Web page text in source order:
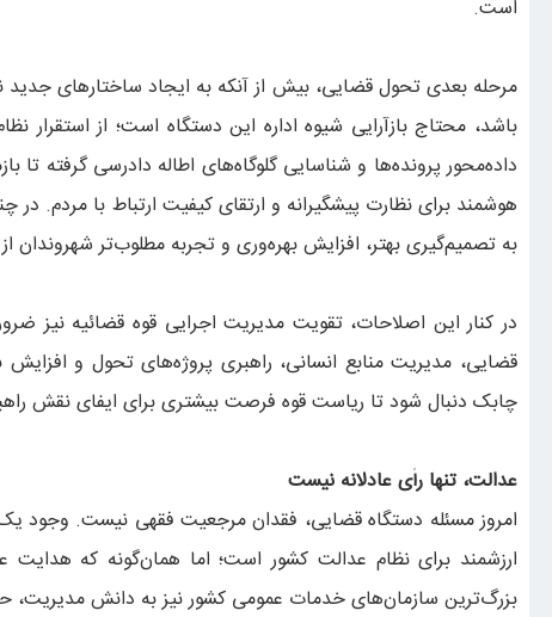
است.
مرحله بعدی تحول قضایی، بیش از آنکه به ایجاد ساختارهای جدید
باشد، محتاج بازآرایی شیوه اداره این دستگاه است؛ از استقرار
داده‌محور پرونده‌ها و شناسایی گلوگاه‌های اطاله دادرسی گرفته تا
هوشمند برای نظارت پیشگیرانه و ارتقای کیفیت ارتباط با مردم.
به تصمیم‌گیری بهتر، افزایش بهره‌وری و تجربه مطلوب‌تر شهروندان
در کنار این اصلاحات، تقویت مدیریت اجرایی قوه قضائیه نیز
قضایی، مدیریت منابع انسانی، راهبری پروژه‌های تحول و
چابک دنبال شود تا ریاست قوه فرصت بیشتری برای ایفای نقش
عدالت، تنها رأی عادلانه نیست
امروز مسئله دستگاه قضایی، فقدان مرجعیت فقهی نیست. وجود
ارزشمند برای نظام عدالت کشور است؛ اما همان‌گونه که
بزرگ‌ترین سازمان‌های خدمات عمومی کشور نیز به دانش مدیریت،